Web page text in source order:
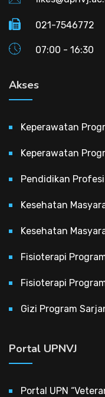
021-7546772
07:00 - 16:30
Akses
Keperawatan
Keperawatan
Pendidikan
Kesehatan
Kesehatan
Fisioterapi
Fisioterapi
Gizi Program
Portal UPNVJ
Portal UPN